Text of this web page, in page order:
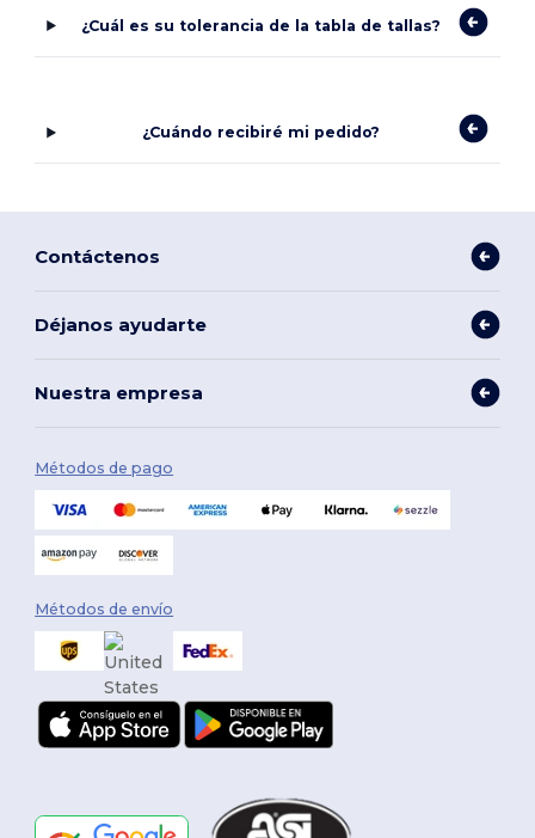
¿Cuál es su tolerancia de la tabla de tallas?
¿Cuándo recibiré mi pedido?
Contáctenos
Déjanos ayudarte
Nuestra empresa
Métodos de pago
Métodos de envío